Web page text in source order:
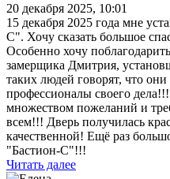
20 декабря 2025, 10:01
15 декабря 2025 года мне
С". Хочу сказать большое
Особенно хочу
замерщика Дмитрия,
таких людей говорят, что
профессионалы своего
множеством пожеланий и
всем!!! Дверь получилась
качественной! Ещё раз
"Бастион-С"!!!
Читать далее